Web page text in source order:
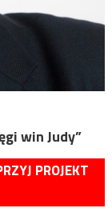
win Judy”
PROJEKT